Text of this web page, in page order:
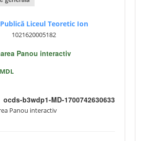
Liceul Teoretic Ion
1021620005182
Panou interactiv
MDL
ocds-b3wdp1-MD-1700742630633
Panou interactiv